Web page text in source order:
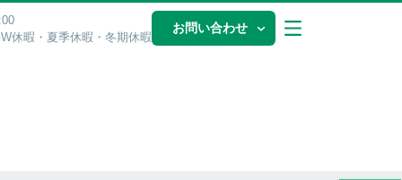
休暇・夏季休暇・冬期休暇
お問い合わせ